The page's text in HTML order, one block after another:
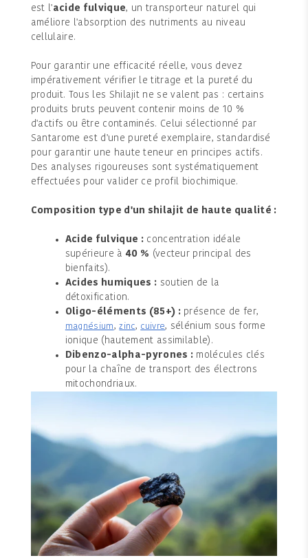
est l'acide fulvique, un transporteur naturel qui
améliore l'absorption des nutriments au niveau
cellulaire.
Pour garantir une efficacité réelle, vous devez
impérativement vérifier le titrage et la pureté du
produit. Tous les Shilajit ne se valent pas : certains
produits bruts peuvent contenir moins de 10 %
d'actifs ou être contaminés. Celui sélectionné par
Santarome est d'une pureté exemplaire, standardisé
pour garantir une haute teneur en principes actifs.
Des analyses rigoureuses sont systématiquement
effectuées pour valider ce profil biochimique.
Composition type d'un shilajit de haute qualité :
Acide fulvique :concentration idéale
supérieure à 40 % (vecteur principal des
bienfaits).
Acides humiques : soutien de la
détoxification.
Oligo-éléments (85+) :présence de fer,
magnésium,zinc, cuivre, sélénium sous forme
ionique (hautement assimilable).
Dibenzo-alpha-pyrones : molécules clés
pour la chaîne de transport des électrons
mitochondriaux.